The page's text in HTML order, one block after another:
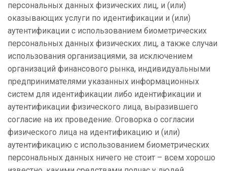
персональных данных физических лиц, и (или)
оказывающих услуги по идентификации и (или)
аутентификации с использованием биометрических
персональных данных физических лиц, а также случаи
использования организациями, за исключением
организаций финансового рынка, индивидуальными
предпринимателями указанных информационных
систем для идентификации либо идентификации и
аутентификации физического лица, выразившего
согласие на их проведение. Оговорка о согласии
физического лица на идентификацию и (или)
аутентификацию с использованием биометрических
персональных данных ничего не стоит – всем хорошо